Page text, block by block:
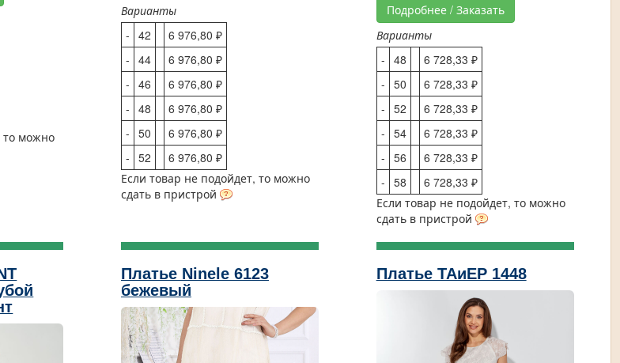
то можно
Варианты
- 42
6 976,80 ₽
- 44
6 976,80 ₽
- 46
6 976,80 ₽
- 48
6 976,80 ₽
- 50
6 976,80 ₽
- 52
6 976,80 ₽
Если товар не подойдет, то можно
сдать в пристрой
Подробнее / Заказать
Варианты
- 48
6 728,33 ₽
- 50
6 728,33 ₽
- 52
6 728,33 ₽
- 54
6 728,33 ₽
- 56
6 728,33 ₽
- 58
6 728,33 ₽
Если товар не подойдет, то можно
сдать в пристрой
Платье Ninele 6123
бежевый
Платье ТАиЕР 1448